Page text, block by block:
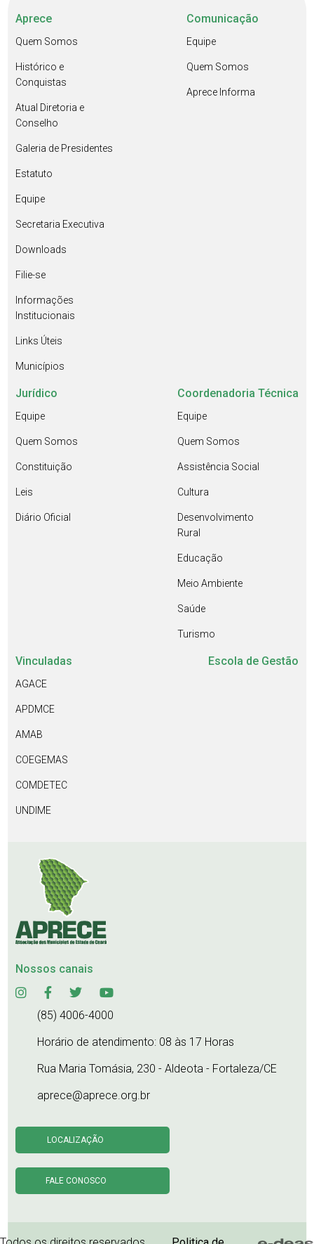
Aprece
Quem Somos
Histórico e
Conquistas
Atual Diretoria e
Conselho
Galeria de Presidentes
Estatuto
Equipe
Secretaria Executiva
Downloads
Filie-se
Informações
Institucionais
Links Úteis
Municípios
Comunicação
Equipe
Quem Somos
Aprece Informa
Jurídico
Equipe
Quem Somos
Constituição
Leis
Diário Oficial
Coordenadoria Técnica
Equipe
Quem Somos
Assistência Social
Cultura
Desenvolvimento
Rural
Educação
Meio Ambiente
Saúde
Turismo
Vinculadas
AGACE
APDMCE
AMAB
COEGEMAS
COMDETEC
UNDIME
Escola de Gestão
Nossos canais
(85) 4006-4000
Horário de atendimento: 08 às 17 Horas
Rua Maria Tomásia, 230 - Aldeota - Fortaleza/CE
aprece@aprece.org.br
LOCALIZAÇÃO
FALE CONOSCO